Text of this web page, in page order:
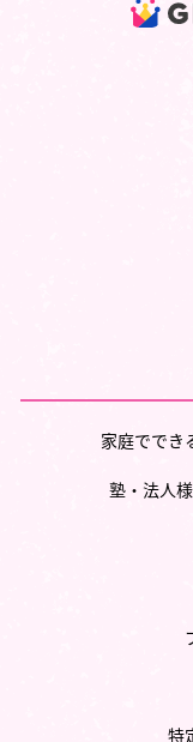
家庭ででき
塾・法人
特